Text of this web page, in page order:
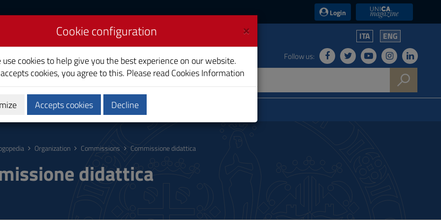
Login UniCA News
ITA ENG
Follow us:
Calendars and Timetable
Organization Commissions Commissione didattica
didattica
×
Cookie configuration
use cookies to help give you the best experience on our website.
cookies, you agree to this. Please read Cookies Information
Accepts cookies Decline